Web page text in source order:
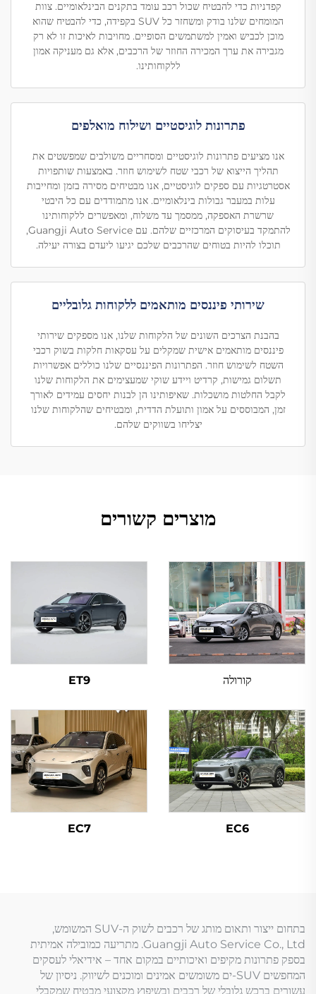
קפדניות כדי להבטיח שכול רכב עומד בתקנים הבינלאומיים. צוות
המומחים שלנו בודק ומשחזר כל SUV בקפידה, כדי להבטיח שהוא
מוכן לכביש ואמין למשתמשים הסופיים. מחויבות לאיכות זו לא רק
מגבירה את ערך המכירה החוזר של הרכבים, אלא גם מעניקה אמון
ללקוחותינו.
פתרונות לוגיסטיים ושילוח מואלפים
אנו מציעים פתרונות לוגיסטיים ומסחריים משולבים שמפשטים את
תהליך הייצוא של רכבי שטח לשימוש חוזר. באמצעות שותפויות
אסטרטגיות עם ספקים לוגיסטיים, אנו מבטיחים מסירה בזמן ומחייבות
עלות במעבר גבולות בינלאומיים. אנו מתמודדים עם כל היבטי
שרשרת האספקה, ממסמך עד משלוח, ומאפשרים ללקוחותינו
להתמקד בעיסוקים המרכזיים שלהם. עם Guangji Auto Service,
תוכלו להיות בטוחים שהרכבים שלכם יגיעו ליעדם בצורה יעילה.
שירותי פיננסים מותאמים ללקוחות גלובליים
בהבנת הצרכים השונים של הלקוחות שלנו, אנו מספקים שירותי
פיננסים מותאמים אישית שמקלים על עסקאות חלקות בשוק רכבי
השטח לשימוש חוזר. הפתרונות הפיננסיים שלנו כוללים אפשרויות
תשלום גמישות, קרדיט ויידע שוקי שמעצימים את הלקוחות שלנו
לקבל החלטות מושכלות. שאיפותינו הן לבנות יחסים עמידים לאורך
זמן, המבוססים על אמון ותועלת הדדית, ומבטיחים שהלקוחות שלנו
יצליחו בשווקים שלהם.
מוצרים קשורים
קורולה ET9
EC6
EC7
בתחום ייצור ותאום מותג של רכבים לשוק ה-SUV המשומש,
Guangji Auto Service Co., Ltd. מתריעה כמובילה אמיתית
בספק פתרונות מקיפים ואיכותיים במקום אחד – אידיאלי לעסקים
המחפשים SUV-ים משומשים אמינים ומוכנים לשיווק. ניסיון של
עשורים ברכש גלובלי של רכבים ובשיפוץ מקצועי מבטיח שמקבלי